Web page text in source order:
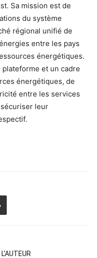
Sa mission est de
du système
régional unifié de
entre les pays
énergétiques.
plateforme et un cadre
énergétiques, de
entre les services
sécuriser leur
L'AUTEUR